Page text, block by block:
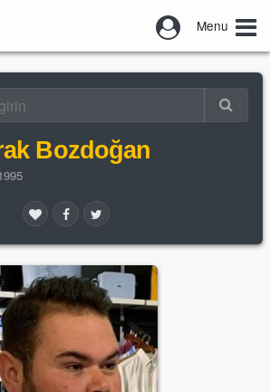
Menu
Bozdoğan